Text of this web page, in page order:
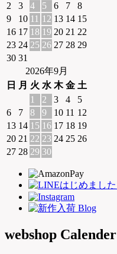
2
3 4 5 6 7
8
9
10 11 12 13 14 15
16 17 18 19 20 21 22
23 24 25 26 27 28 29
30 31
2026年9月
日
月 火 水 木 金 土
1
2 3 4
5
6
7 8 9 10 11 12
13 14 15 16 17 18 19
20 21 22 23 24 25 26
27 28 29 30
webshop Calender